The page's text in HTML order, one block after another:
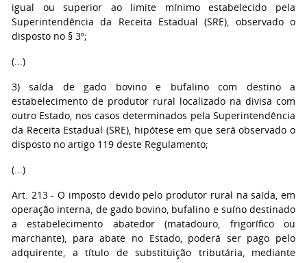
igual ou superior ao limite mínimo estabelecido pela
Superintendência da Receita Estadual (SRE), observado o
disposto no § 3º;
(...)
3) saída de gado bovino e bufalino com destino a
estabelecimento de produtor rural localizado na divisa com
outro Estado, nos casos determinados pela Superintendência
da Receita Estadual (SRE), hipótese em que será observado o
disposto no artigo 119 deste Regulamento;
(...)
Art. 213 - O imposto devido pelo produtor rural na saída, em
operação interna, de gado bovino, bufalino e suíno destinado
a estabelecimento abatedor (matadouro, frigorífico ou
marchante), para abate no Estado, poderá ser pago pelo
adquirente, a título de substituição tributária, mediante